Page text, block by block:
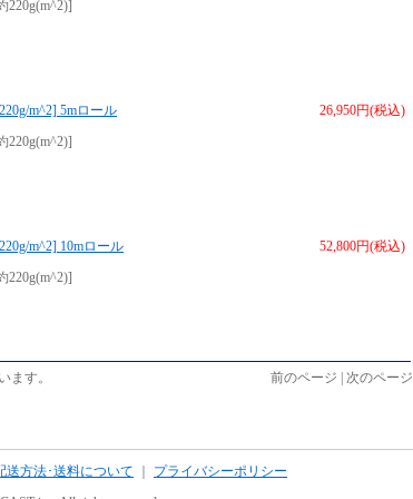
220g(m^2)]
26,950円(税込)
m^2] 5mロール
220g(m^2)]
52,800円(税込)
m^2] 10mロール
220g(m^2)]
ます。 前のページ | 次のページ
送方法･送料について
プライバシーポリシー